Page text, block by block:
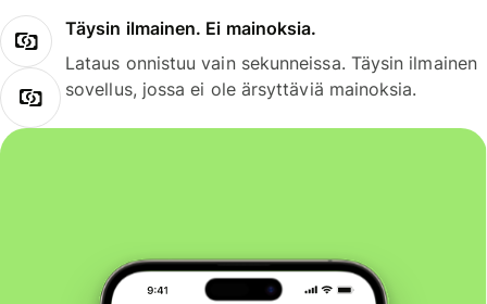
Täysin ilmainen. Ei mainoksia.
Lataus onnistuu vain sekunneissa. Täysin ilmainen
sovellus, jossa ei ole ärsyttäviä mainoksia.